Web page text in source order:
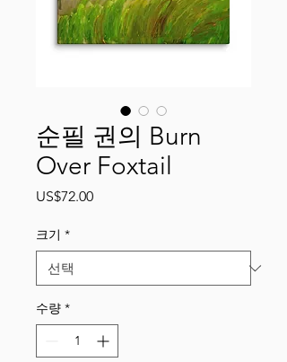
순필 권의 Burn
Over Foxtail
US$72.00가
크기 *
수량 *